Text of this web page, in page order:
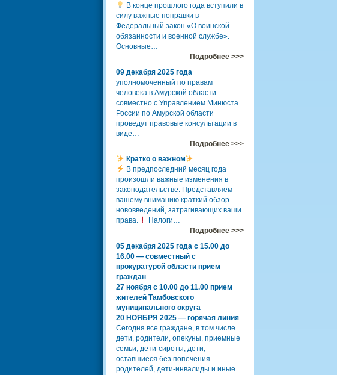
В конце прошлого года вступили в
силу важные поправки в
Федеральный закон «О воинской
обязанности и военной службе».
Основные…
Подробнее >>>
09 декабря 2025 года
уполномоченный по правам
человека в Амурской области
совместно с Управлением Минюста
России по Амурской области
проведут правовые консультации в
виде…
Подробнее >>>
Кратко о важном
В предпоследний месяц года
произошли важные изменения в
законодательстве. Представляем
вашему вниманию краткий обзор
нововведений, затрагивающих ваши
права.
Налоги…
Подробнее >>>
05 декабря 2025 года с 15.00 до
16.00 — совместный с
прокуратурой области прием
граждан
27 ноября с 10.00 до 11.00 прием
жителей Тамбовского
муниципального округа
20 НОЯБРЯ 2025 — горячая линия
Сегодня все граждане, в том числе
дети, родители, опекуны, приемные
семьи, дети-сироты, дети,
оставшиеся без попечения
родителей, дети-инвалиды и иные…